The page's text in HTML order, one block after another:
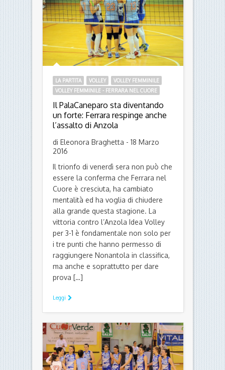
LA PARTITA VOLLEY
VOLLEY FEMMINILE
VOLLEY FEMMINILE - FERRARA NEL CUORE
Il PalaCaneparo sta diventando
un forte: Ferrara respinge anche
l’assalto di Anzola
di Eleonora Braghetta - 18 Marzo
2016
Il trionfo di venerdì sera non può che
essere la conferma che Ferrara nel
Cuore è cresciuta, ha cambiato
mentalità ed ha voglia di chiudere
alla grande questa stagione. La
vittoria contro l’Anzola Idea Volley
per 3-1 è fondamentale non solo per
i tre punti che hanno permesso di
raggiungere Nonantola in classifica,
ma anche e soprattutto per dare
prova […]
Leggi